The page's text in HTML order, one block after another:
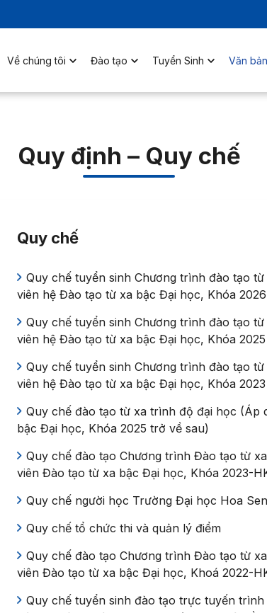
Về chúng tôi Đào tạo Tuyển Sinh Văn bản
Quy định – Quy chế
Quy chế
Quy chế tuyển sinh Chương trình đào tạo
viên hệ Đào tạo từ xa bậc Đại học, Khóa
Quy chế tuyển sinh Chương trình đào tạo
viên hệ Đào tạo từ xa bậc Đại học, Khóa
Quy chế tuyển sinh Chương trình đào tạo
viên hệ Đào tạo từ xa bậc Đại học, Khóa
Quy chế đào tạo từ xa trình độ đại học (Áp
bậc Đại học, Khóa 2025 trở về sau)
Quy chế đào tạo Chương trình Đào tạo từ
viên Đào tạo từ xa bậc Đại học, Khóa 2023-
Quy chế người học Trường Đại học Hoa Sen
Quy chế tổ chức thi và quản lý điểm
Quy chế đào tạo Chương trình Đào tạo từ
viên Đào tạo từ xa bậc Đại học, Khoá 2022-
Quy chế tuyển sinh đào tạo trực tuyến